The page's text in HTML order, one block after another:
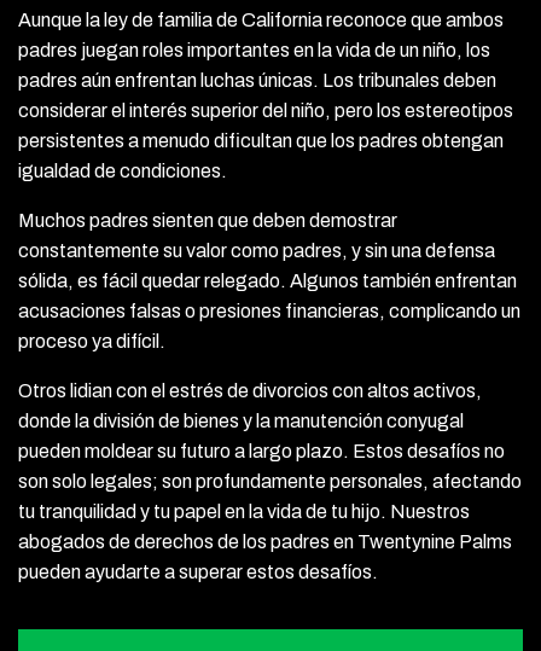
Aunque la ley de familia de California reconoce que ambos
padres juegan roles importantes en la vida de un niño, los
padres aún enfrentan luchas únicas. Los tribunales deben
considerar el interés superior del niño, pero los estereotipos
persistentes a menudo dificultan que los padres obtengan
igualdad de condiciones.
Muchos padres sienten que deben demostrar
constantemente su valor como padres, y sin una defensa
sólida, es fácil quedar relegado. Algunos también enfrentan
acusaciones falsas o presiones financieras, complicando un
proceso ya difícil.
Otros lidian con el estrés de divorcios con altos activos,
donde la división de bienes y la manutención conyugal
pueden moldear su futuro a largo plazo. Estos desafíos no
son solo legales; son profundamente personales, afectando
tu tranquilidad y tu papel en la vida de tu hijo. Nuestros
abogados de derechos de los padres en Twentynine Palms
pueden ayudarte a superar estos desafíos.